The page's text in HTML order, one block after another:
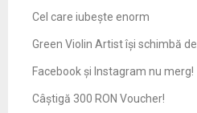
Cel care iubește enorm
Green Violin Artist își schimbă
Facebook și Instagram nu merg!
Câștigă 300 RON Voucher!